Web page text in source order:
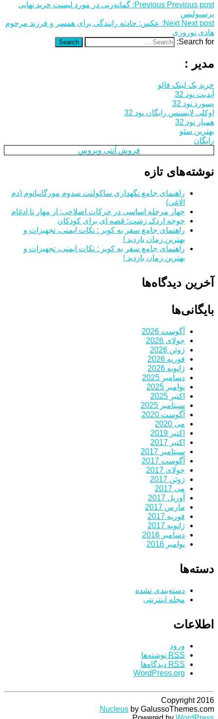
Previous Previous post:
گمانه‌زنی در مورد لیست خرید نهایی
پرسپولیس
Next Next post:
عکس: حادثه رانندگی برای همسر و فرزند مرحوم
هادی نوروزی
Search for:
Search
مدیر :
خرید بک لینک فالو
آپدیت نود 32
پسورد نود 32
اوکلی لایسنس رایگان نود 32
همیار نود 32
بهترین سئو
رایگان
فروش آنتی ویروس
نوشته‌های تازه
راهنمای جامع نگهداری ساکولنت سدوم مورگانیانوم (دم
الاغی)
چهار مرحله اساسی در حرکات اصلاحی: از مهار تا ادغام
جوجه اردک زشت؛ قصه ای برای کودکان
راهنمای جامع سفر به کویر : نکات ایمنی، تجهیزات و
بهترین زمان بازدید !
راهنمای جامع سفر به کویر : نکات ایمنی، تجهیزات و
بهترین زمان بازدید !
آخرین دیدگاه‌ها
بایگانی‌ها
آگوست 2026
جولای 2026
ژوئن 2026
فوریه 2026
ژانویه 2026
دسامبر 2025
نوامبر 2025
اکتبر 2025
سپتامبر 2025
آگوست 2020
می 2020
اکتبر 2019
اکتبر 2017
سپتامبر 2017
آگوست 2017
جولای 2017
ژوئن 2017
می 2017
آوریل 2017
مارس 2017
فوریه 2017
ژانویه 2017
دسامبر 2016
نوامبر 2016
دسته‌ها
دسته‌بندی نشده
مجله اینترنتی
اطلاعات
ورود
RSS نوشته‌ها
RSS دیدگاه‌ها
WordPress.org
Copyright 2016
Nucleus by GalussoThemes.com